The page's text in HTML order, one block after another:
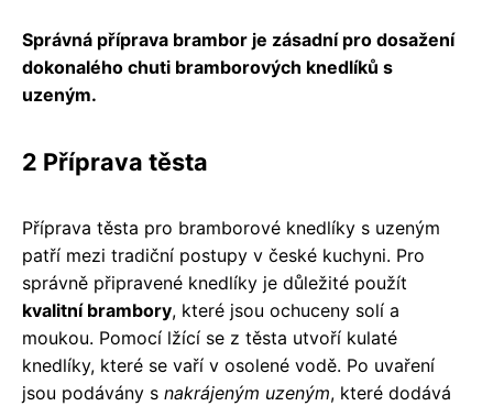
Správná příprava brambor je zásadní pro dosažení
dokonalého chuti bramborových knedlíků s
uzeným.
2 Příprava těsta
Příprava těsta pro bramborové knedlíky s uzeným
patří mezi tradiční postupy v české kuchyni. Pro
správně připravené knedlíky je důležité použít
kvalitní brambory, které jsou ochuceny solí a
moukou. Pomocí lžící se z těsta utvoří kulaté
knedlíky, které se vaří v osolené vodě. Po uvaření
jsou podávány s nakrájeným uzeným, které dodává